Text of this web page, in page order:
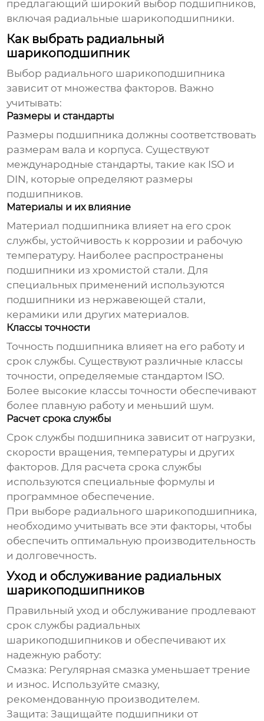
предлагающий широкий выбор подшипников,
включая радиальные шарикоподшипники.
Как выбрать радиальный
шарикоподшипник
Выбор радиального шарикоподшипника
зависит от множества факторов. Важно
учитывать:
Размеры и стандарты
Размеры подшипника должны соответствовать
размерам вала и корпуса. Существуют
международные стандарты, такие как ISO и
DIN, которые определяют размеры
подшипников.
Материалы и их влияние
Материал подшипника влияет на его срок
службы, устойчивость к коррозии и рабочую
температуру. Наиболее распространены
подшипники из хромистой стали. Для
специальных применений используются
подшипники из нержавеющей стали,
керамики или других материалов.
Классы точности
Точность подшипника влияет на его работу и
срок службы. Существуют различные классы
точности, определяемые стандартом ISO.
Более высокие классы точности обеспечивают
более плавную работу и меньший шум.
Расчет срока службы
Срок службы подшипника зависит от нагрузки,
скорости вращения, температуры и других
факторов. Для расчета срока службы
используются специальные формулы и
программное обеспечение.
При выборе радиального шарикоподшипника,
необходимо учитывать все эти факторы, чтобы
обеспечить оптимальную производительность
и долговечность.
Уход и обслуживание радиальных
шарикоподшипников
Правильный уход и обслуживание продлевают
срок службы радиальных
шарикоподшипников и обеспечивают их
надежную работу:
Смазка: Регулярная смазка уменьшает трение
и износ. Используйте смазку,
рекомендованную производителем.
Защита: Защищайте подшипники от